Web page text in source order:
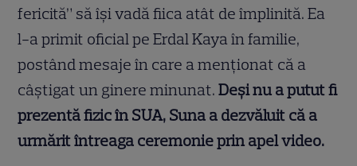
fericită” să își vadă fiica atât de împlinită. Ea
l-a primit oficial pe Erdal Kaya în familie,
postând mesaje în care a menționat că a
câștigat un ginere minunat.Deși nu a putut fi
prezentă fizic în SUA, Suna a dezvăluit că a
urmărit întreaga ceremonie prin apel video.